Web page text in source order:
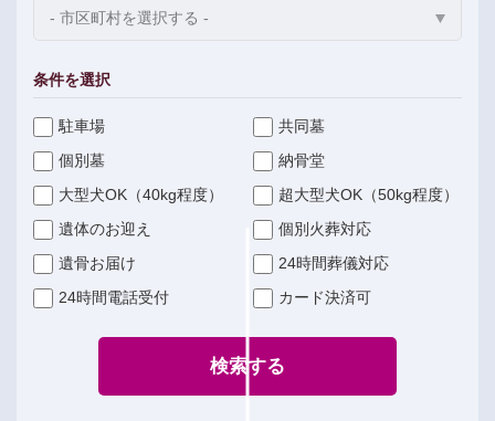
条件を選択
駐車場
共同墓
個別墓
納骨堂
大型犬OK（40kg程度）
超大型犬OK（50kg程度）
遺体のお迎え
個別火葬対応
遺骨お届け
24時間葬儀対応
24時間電話受付
カード決済可
検索する